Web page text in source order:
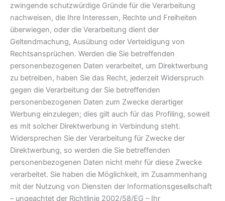
zwingende schutzwürdige Gründe für die Verarbeitung
nachweisen, die Ihre Interessen, Rechte und Freiheiten
überwiegen, oder die Verarbeitung dient der
Geltendmachung, Ausübung oder Verteidigung von
Rechtsansprüchen. Werden die Sie betreffenden
personenbezogenen Daten verarbeitet, um Direktwerbung
zu betreiben, haben Sie das Recht, jederzeit Widerspruch
gegen die Verarbeitung der Sie betreffenden
personenbezogenen Daten zum Zwecke derartiger
Werbung einzulegen; dies gilt auch für das Profiling, soweit
es mit solcher Direktwerbung in Verbindung steht.
Widersprechen Sie der Verarbeitung für Zwecke der
Direktwerbung, so werden die Sie betreffenden
personenbezogenen Daten nicht mehr für diese Zwecke
verarbeitet. Sie haben die Möglichkeit, im Zusammenhang
mit der Nutzung von Diensten der Informationsgesellschaft
– ungeachtet der Richtlinie 2002/58/EG – Ihr